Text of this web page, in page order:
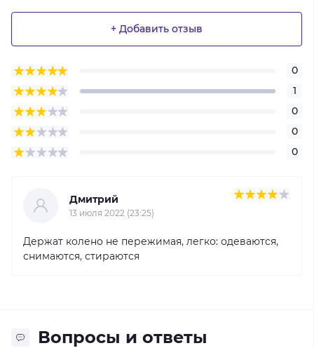
+ Добавить отзыв
0
1
0
0
0
Дмитрий
13 июля 2022 (23:25)
Держат колено не пережимая, легко: одеваются,
снимаются, стираются
Вопросы и ответы